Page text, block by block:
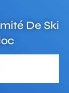
De Ski